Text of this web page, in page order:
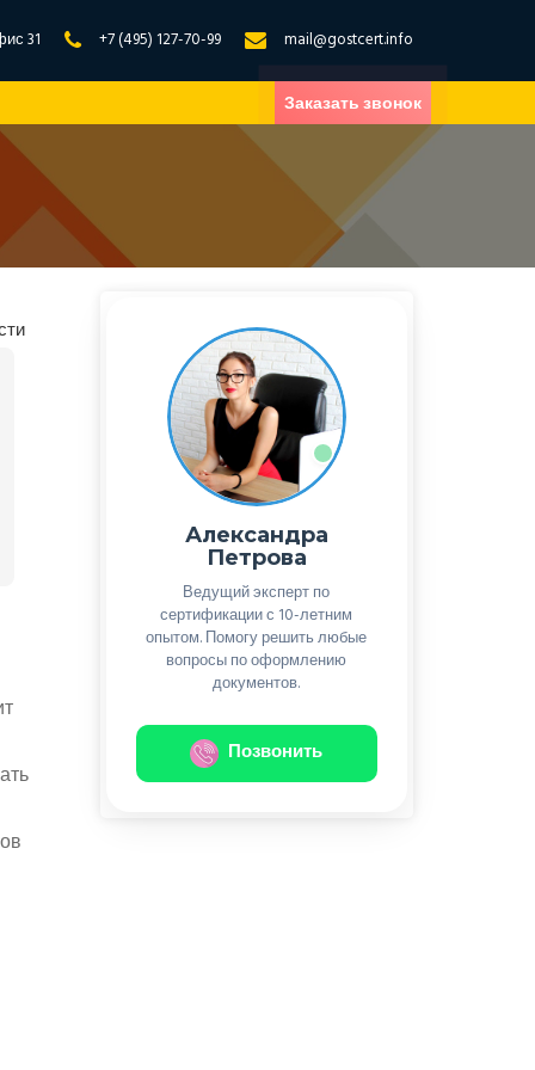
31 +7 (495) 127-70-99 mail@gostcert.info
Заказать звонок
Александра
Петрова
Ведущий эксперт по
сертификации с 10-летним
опытом. Помогу решить любые
вопросы по оформлению
документов.
Позвонить